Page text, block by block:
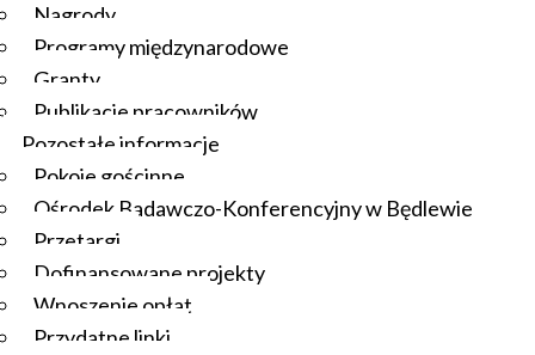
Nagrody
Programy międzynarodowe
Granty
Publikacje pracowników
Pozostałe informacje
Pokoje gościnne
Ośrodek Badawczo-Konferencyjny w Będlewie
Przetargi
Dofinansowane projekty
Wnoszenie opłat
Przydatne linki